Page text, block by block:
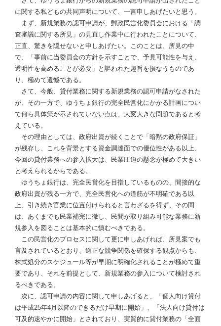
に関する私どもの共同声明について、一言申しあげたいと思う。
まず、新規業務の認可申請が、郵政民営化委員会における「調
査審議に関する所見」の見直し作業中に行われたことについて、
正直、驚きを隠せないと申しあげたい。このことは、所見の中
で、「事前に当委員会の方針を示すことで、予見可能性を与え、
透明性を高めることが必要」と謳われた趣旨を損なうものであ
り、極めて遺憾である。
さて、今般、貸付業務に関する新規業務の認可申請がなされた
が、その一方で、ゆうちょ銀行の完全民営化にかかる計画につい
て何ら具体策が示されていない点は、大変大きな問題であると考
えている。
その理由としては、政府出資が続くことで「暗黙の政府保証」
が残存し、これを背景とする資金調達面での優位性がある以上、
今回の貸付業務への参入拡大は、民業圧迫の懸念が極めて大きい
と考えられるからである。
ゆうちょ銀行は、完全民営化を目指しているものの、間接的な
政府出資が残る一方で、完全民営化への道筋が不明確である以
上、引き続き官業に位置付けられると言わざるを得ず、その間
は、あくまでも民業補完に徹し、民間が取り組み可能な業務に新
規参入を図ることは基本的に慎むべきである。
この民営化のプロセスに関して更に申しあげれば、所見案でも
言及されているとおり、適正な競争関係を確保する観点からも、
株式処分のスケジュール等が早期に明確化されることが極めて重
要であり、それを前提として、新規業務の参入について検討され
るべきである。
次に、認可申請の内容に関して申しあげると、「個人向け貸付
は平成25年4月以降のできるだけ早期に開始」、「法人向け貸付は
可及的速やかに開始」とされており、実質的に貸付業務の「全面